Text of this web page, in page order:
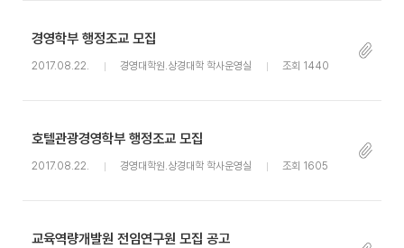
경영학부 행정조교 모집
2017.08.22. 경영대학원.상경대학 학사운영실 조회 1440
호텔관광경영학부 행정조교 모집
2017.08.22. 경영대학원.상경대학 학사운영실 조회 1605
교육역량개발원 전임연구원 모집 공고